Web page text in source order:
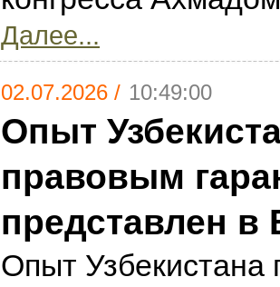
Далее...
02.07.2026 / 10:49:00
Опыт
правовым
представлен в
Опыт Узбекистана